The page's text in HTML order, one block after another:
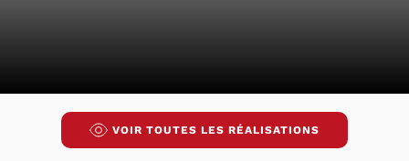
VOIR TOUTES LES RÉALISATIONS